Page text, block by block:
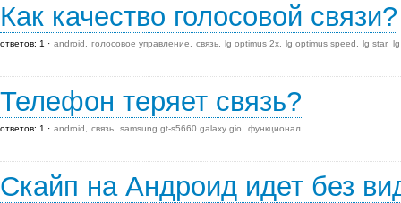
Как качество голосовой связи?
ответов: 1 android голосовое управление связь lg optimus 2x lg optimus speed lg star
Телефон теряет связь?
ответов: 1 android связь samsung gt-s5660 galaxy gio функционал
Скайп на Андроид идет без